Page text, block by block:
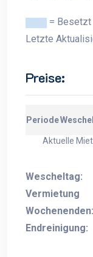
= Besetzt
Letzte
Preise:
Periode
Aktuelle
Wescheltag:
Vermietung
Wochenenden:
Endreinigung: